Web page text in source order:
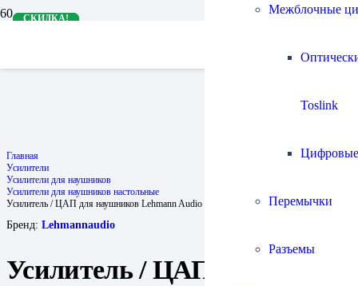
Межблочные
Toslink
Цифровые
Перемычки
Разъемы
Главная
Усилители
Усилители для наушников
Усилители для наушников настольные
Усилитель / ЦАП для наушников Lehmann Audio Linear D Mk II
Бренд: Lehmannaudio
Усилитель / ЦАП для
СКИДКА!
СКИДКА!